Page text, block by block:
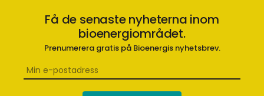
Få de senaste nyheterna inom
bioenergiområdet.
Prenumerera gratis på Bioenergis nyhetsbrev.